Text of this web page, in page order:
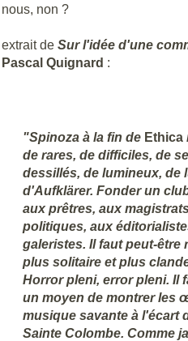
nous, non ?
extrait de Sur l'idée d'une
Pascal Quignard :
"Spinoza à la fin de Ethica
de rares, de difficiles, de
dessillés, de lumineux, de
d'Aufklärer. Fonder un
aux prêtres, aux
politiques, aux
galeristes. Il faut peut-être
plus solitaire et plus
Horror pleni, error pleni. Il
un moyen de montrer les
musique savante à l'écart
Sainte Colombe. Comme